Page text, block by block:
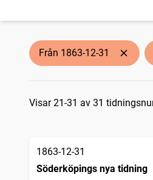
träffar
Aftonbladet
träffar
Öresundsposten (Helsingborg :
träffar
Christinehamns allehanda
träffar
träffar
Snällposten (Malmö : 1848)
träffar
Söderköpings nya tidning
Från 1863-12-31
Visar 21-31 av 31
1863-12-31
Söderköpings nya tidning